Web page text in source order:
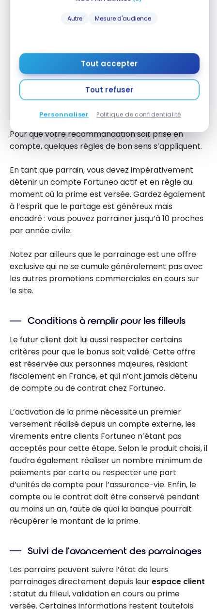
Autre Mesure d'audience
Tout accepter
Tout refuser
Personnaliser Politique de confidentialité
Les conditions d’activation (versement) ou de
La prime est versée au filleul et à son parrain
Conditions à remplir pour les parrains
Pour que votre recommandation soit prise en
compte, quelques règles de bon sens s’appliquent.
En tant que parrain, vous devez impérativement
détenir un compte Fortuneo actif et en règle au
moment où la prime est versée. Gardez également
à l’esprit que le partage est généreux mais
encadré : vous pouvez parrainer jusqu’à 10 proches
par année civile.
Notez par ailleurs que le parrainage est une offre
exclusive qui ne se cumule généralement pas avec
les autres promotions commerciales en cours sur
le site.
Conditions à remplir pour les filleuls
Le futur client doit lui aussi respecter certains
critères pour que le bonus soit validé. Cette offre
est réservée aux personnes majeures, résidant
fiscalement en France, et qui n’ont jamais détenu
de compte ou de contrat chez Fortuneo.
L’activation de la prime nécessite un premier
versement réalisé depuis un compte externe, les
virements entre clients Fortuneo n’étant pas
acceptés pour cette étape. Selon le produit choisi, il
faudra également réaliser un nombre minimum de
paiements par carte ou respecter une part
d’unités de compte pour l’assurance-vie. Enfin, le
compte ou le contrat doit être conservé pendant
au moins un an, faute de quoi la banque pourrait
récupérer le montant de la prime.
Suivi de l’avancement des parrainages
Les parrains peuvent suivre l’état de leurs
parrainages directement depuis leurespace client
: statut du filleul, validation en cours ou prime
versée. Certaines informations restent toutefois